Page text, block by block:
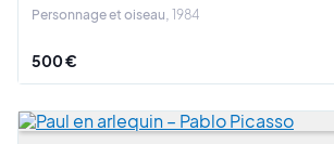
Personnage et oiseau 1984
500 €